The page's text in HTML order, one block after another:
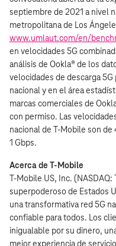
septiembre de 2021 a nivel
metropolitana de Los
www.umlaut.com/en/
en velocidades 5G
análisis de Ookla® de los
velocidades de descarga 5G
nacional y en el área
marcas comerciales de
con permiso. Las
nacional de T‑Mobile son
1 Gbps.
Acerca de T‑Mobile
T‑Mobile US, Inc.
superpoderoso de Estados
una transformativa red 5G
confiable para todos. Los
inigualable por su dinero,